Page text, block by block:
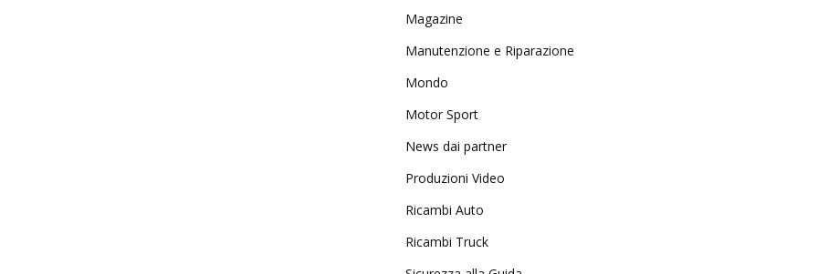
Magazine
Manutenzione e Riparazione
Mondo
Motor Sport
News dai partner
Produzioni Video
Ricambi Auto
Ricambi Truck